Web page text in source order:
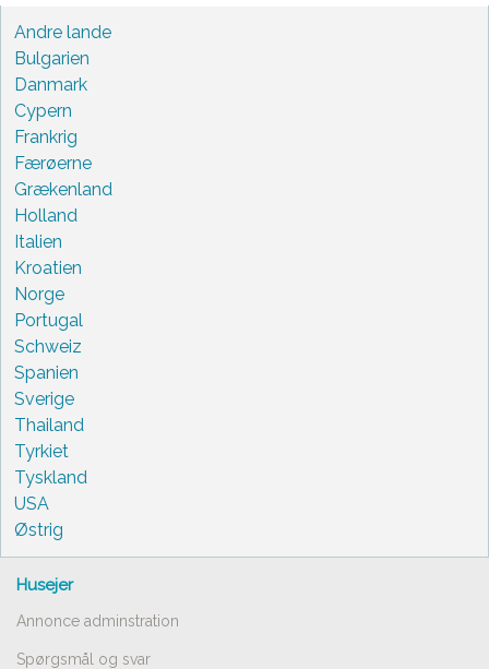
Andre lande
Bulgarien
Danmark
Cypern
Frankrig
Færøerne
Grækenland
Holland
Italien
Kroatien
Norge
Portugal
Schweiz
Spanien
Sverige
Thailand
Tyrkiet
Tyskland
USA
Østrig
Husejer
Annonce adminstration
Spørgsmål og svar